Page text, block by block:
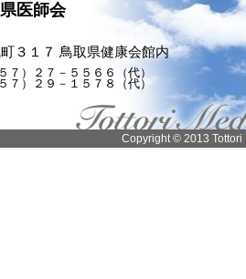
医師会
３１７ 鳥取県健康会館内
７）２７－５５６６（代）
７）２９－１５７８（代）
Copyright © 2013 Tottori